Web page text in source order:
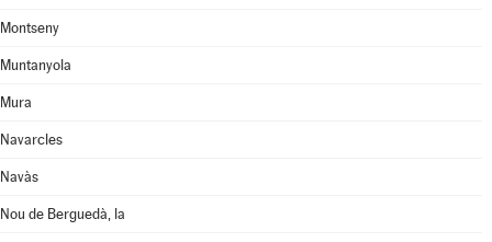
Montseny
Muntanyola
Mura
Navarcles
Navàs
Nou de Berguedà, la